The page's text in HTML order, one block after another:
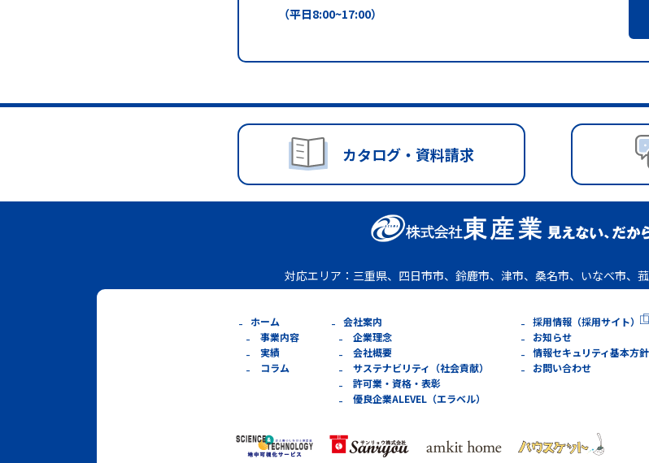
（平日8:00~17:00）
カタログ・資料請求
対応エリア： 三重県、四日市市、鈴鹿市、津市、桑名市、いなべ市、
ホーム
事業内容
実績
コラム
会社案内
企業理念
会社概要
サステナビリティ（社会貢献）
許可業・資格・表彰
優良企業ALEVEL（エラベル）
採用情報（採用サイト）
お知らせ
情報セキュリティ基本方針
お問い合わせ